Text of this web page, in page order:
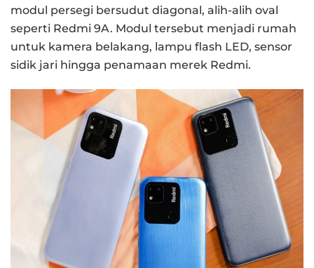
modul persegi bersudut diagonal, alih-alih oval
seperti Redmi 9A. Modul tersebut menjadi rumah
untuk kamera belakang, lampu flash LED, sensor
sidik jari hingga penamaan merek Redmi.